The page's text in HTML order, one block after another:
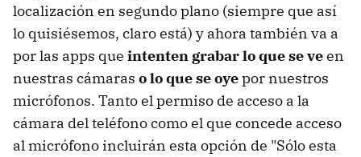
localización en segundo plano (siempre que así
lo quisiésemos, claro está) y ahora también va a
por las apps que intenten grabar lo que se veen
nuestras cámaras o lo que se oyepor nuestros
micrófonos. Tanto el permiso de acceso a la
cámara del teléfono como el que concede acceso
al micrófono incluirán esta opción de "Sólo esta